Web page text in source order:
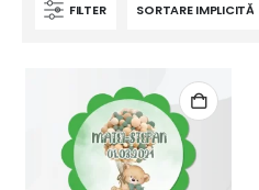
FILTER